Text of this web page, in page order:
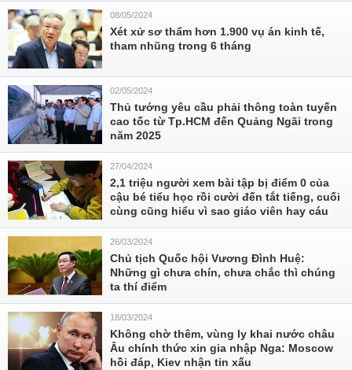
08/05/2024
Xét xử sơ thẩm hơn 1.900 vụ án kinh tế,
tham nhũng trong 6 tháng
02/05/2024
Thủ tướng yêu cầu phải thông toàn tuyến
cao tốc từ Tp.HCM đến Quảng Ngãi trong
năm 2025
27/04/2024
2,1 triệu người xem bài tập bị điểm 0 của
cậu bé tiểu học rồi cười đến tắt tiếng, cuối
cùng cũng hiểu vì sao giáo viên hay cáu
26/03/2024
Chủ tịch Quốc hội Vương Đình Huệ:
Những gì chưa chín, chưa chắc thì chúng
ta thí điểm
18/03/2024
Không chờ thêm, vùng ly khai nước châu
Âu chính thức xin gia nhập Nga: Moscow
hồi đáp, Kiev nhận tin xấu